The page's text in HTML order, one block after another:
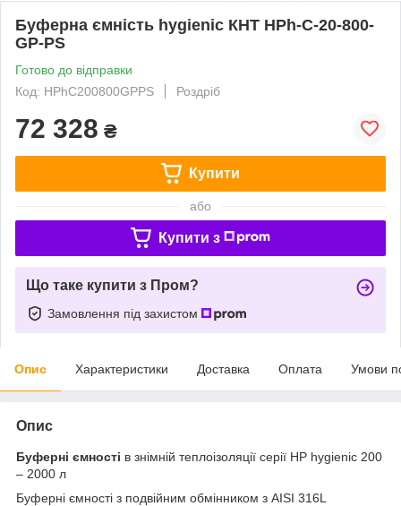
Буферна ємність hygienic КНТ HPh-C-20-800-
GP-PS
Готово до відправки
Код: HPhC200800GPPS
Роздріб
72 328 ₴
Купити
або
Купити з
Що таке купити з Пром?
Замовлення під захистом
Опис Характеристики Доставка Оплата Умови
Опис
Буферні ємності в знімній теплоізоляції серії HP hygienic 200
– 2000 л
Буферні ємності з подвійним обмінником з AISI 316L